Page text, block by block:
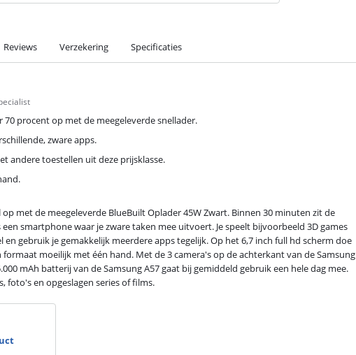
Reviews Verzekering Specificaties
procent op met de meegeleverde snellader.
zware apps.
andere toestellen uit deze prijsklasse.
op met de meegeleverde BlueBuilt Oplader 45W Zwart. Binnen 30 minuten zit de
smartphone waar je zware taken mee uitvoert. Je speelt bijvoorbeeld 3D games
gebruik je gemakkelijk meerdere apps tegelijk. Op het 6,7 inch full hd scherm doe
moeilijk met één hand. Met de 3 camera's op de achterkant van de Samsung
mAh batterij van de Samsung A57 gaat bij gemiddeld gebruik een hele dag mee.
foto's en opgeslagen series of films.